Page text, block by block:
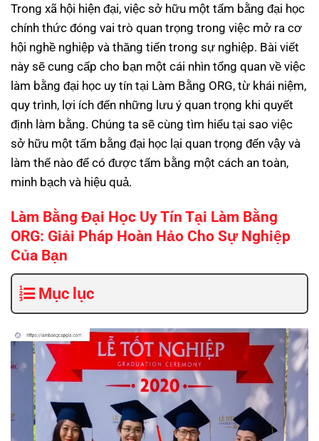
Trong xã hội hiện đại, việc sở hữu một tấm bằng đại học
chính thức đóng vai trò quan trọng trong việc mở ra cơ
hội nghề nghiệp và thăng tiến trong sự nghiệp. Bài viết
này sẽ cung cấp cho bạn một cái nhìn tổng quan về việc
làm bằng đại học uy tín tại Làm Bằng ORG, từ khái niệm,
quy trình, lợi ích đến những lưu ý quan trọng khi quyết
định làm bằng. Chúng ta sẽ cùng tìm hiểu tại sao việc
sở hữu một tấm bằng đại học lại quan trọng đến vậy và
làm thế nào để có được tấm bằng một cách an toàn,
minh bạch và hiệu quả.
Làm Bằng Đại Học Uy Tín Tại Làm Bằng
ORG: Giải Pháp Hoàn Hảo Cho Sự Nghiệp
Của Bạn
Mục lục